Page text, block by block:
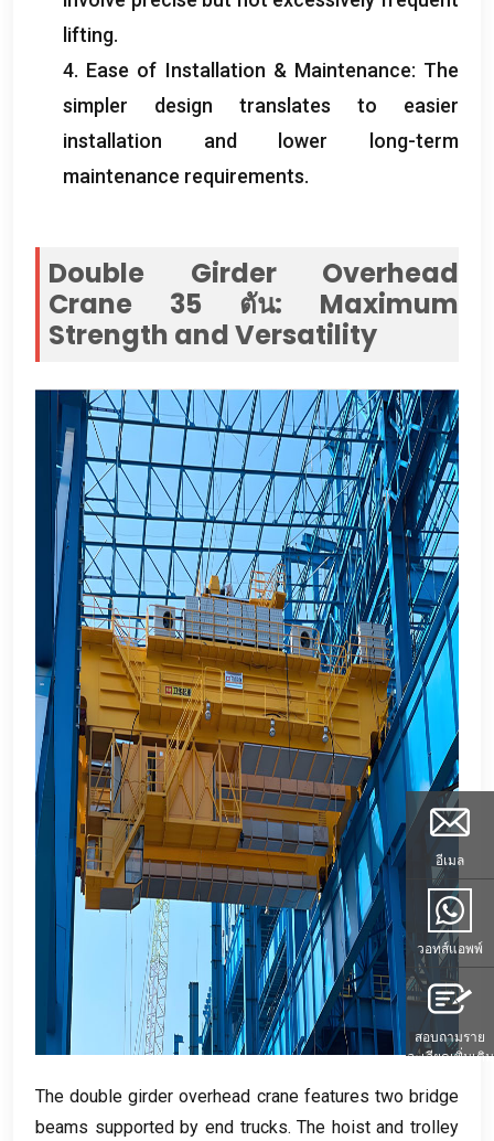
lifting.
4. Ease of Installation & Maintenance: The
simpler design translates to easier
installation and lower long-term
maintenance requirements.
Double Girder Overhead
Crane 35 ตัน: Maximum
Strength and Versatility
The double girder overhead crane features two bridge
beams supported by end trucks.The hoist and trolley
อีเมล
วอทส์แอพพ์
สอบถามราย
ละเอียดเพิ่มเติม